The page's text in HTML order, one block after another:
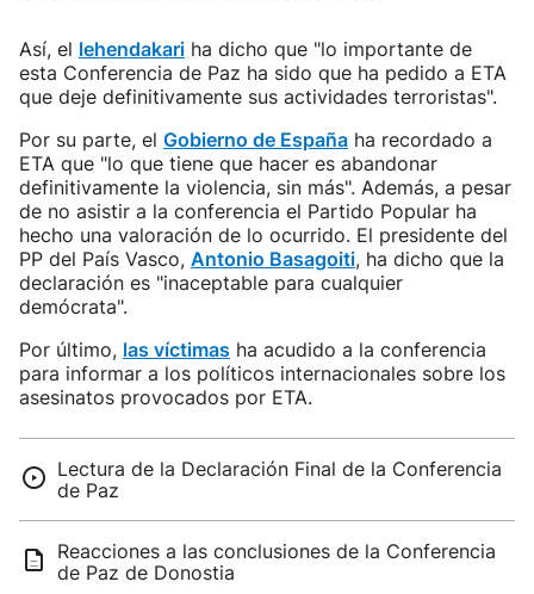
Así, el lehendakari ha dicho que "lo importante de
esta Conferencia de Paz ha sido que ha pedido a ETA
que deje definitivamente sus actividades terroristas".
Por su parte, el Gobierno de España ha recordado a
ETA que "lo que tiene que hacer es abandonar
definitivamente la violencia, sin más". Además, a pesar
de no asistir a la conferencia el Partido Popular ha
hecho una valoración de lo ocurrido. El presidente del
PP del País Vasco, Antonio Basagoiti, ha dicho que la
declaración es "inaceptable para cualquier
demócrata".
Por último, las víctimas ha acudido a la conferencia
para informar a los políticos internacionales sobre los
asesinatos provocados por ETA.
Lectura de la Declaración Final de la Conferencia
de Paz
Reacciones a las conclusiones de la Conferencia
de Paz de Donostia